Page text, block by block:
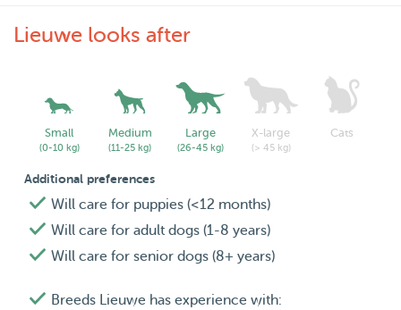
Lieuwe looks after
Small
(0-10 kg)
Medium
(11-25 kg)
Large
(26-45 kg)
X-large
(> 45 kg)
Cats
Additional preferences
Will care for puppies (<12 months)
Will care for adult dogs (1-8 years)
Will care for senior dogs (8+ years)
Breeds Lieuwe has experience with: